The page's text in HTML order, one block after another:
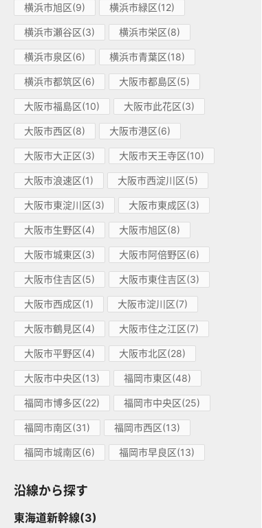
横浜市旭区(9) 横浜市緑区(12)
横浜市瀬谷区(3) 横浜市栄区(8)
横浜市泉区(6) 横浜市青葉区(18)
横浜市都筑区(6) 大阪市都島区(5)
大阪市福島区(10) 大阪市此花区(3)
大阪市西区(8) 大阪市港区(6)
大阪市大正区(3) 大阪市天王寺区(10)
大阪市浪速区(1) 大阪市西淀川区(5)
大阪市東淀川区(3) 大阪市東成区(3)
大阪市生野区(4) 大阪市旭区(8)
大阪市城東区(3) 大阪市阿倍野区(6)
大阪市住吉区(5) 大阪市東住吉区(3)
大阪市西成区(1) 大阪市淀川区(7)
大阪市鶴見区(4) 大阪市住之江区(7)
大阪市平野区(4) 大阪市北区(28)
大阪市中央区(13) 福岡市東区(48)
福岡市博多区(22) 福岡市中央区(25)
福岡市南区(31) 福岡市西区(13)
福岡市城南区(6) 福岡市早良区(13)
沿線から探す
東海道新幹線(3)